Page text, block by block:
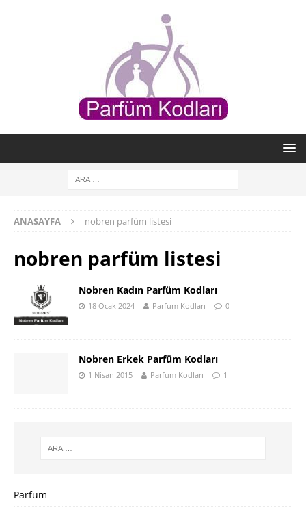
ANASAYFA nobren parfüm listesi
nobren parfüm listesi
Nobren Kadın Parfüm Kodları
18 Ocak 2024 Parfum Kodları 0
Nobren Erkek Parfüm Kodları
1 Nisan 2015 Parfum Kodları 1
Parfum